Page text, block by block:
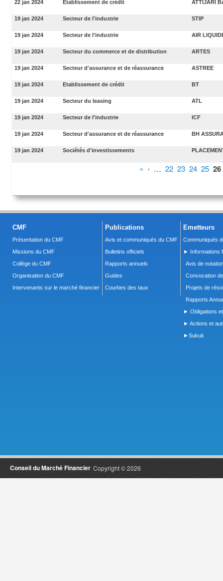
22 jan 2024 Etablissement de crédit ATTIJARI
19 jan 2024 Secteur de l'industrie STIP
19 jan 2024 Secteur de l'industrie AIR
19 jan 2024 Secteur du commerce et de distribution ARTES
19 jan 2024 Secteur d'assurance et de réassurance ASTREE
19 jan 2024 Etablissement de crédit BT
19 jan 2024 Secteur du leasing ATL
19 jan 2024 Secteur de l'industrie ICF
19 jan 2024 Secteur d'assurance et de réassurance BH
19 jan 2024 Sociétés d'investissements
« ‹ … 22 23 24 25 26
CMF
Présentation du CMF
Missions du CMF
Collège du CMF
Organisation du CMF
Intervenants sur le marché financier
Publications
Avis et communiqués du CMF
Bulletins officiels
Rapports annuels
Guides
Courbes des taux
Emetteurs
Communiqués
► Informations
Avis de
Convocation
Projets de
Rapports
► Obligations
► Actions et
►Sukuk
Copyright © 2026
Conseil du Marché Financier